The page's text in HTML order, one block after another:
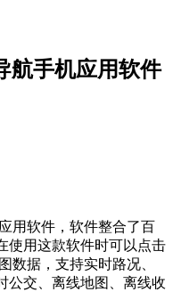
航手机应用软件
用软件，软件整合了百
使用这款软件时可以点击
数据，支持实时路况、
公交、离线地图、离线收